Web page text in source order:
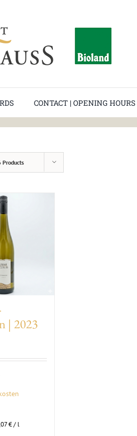
CONTACT | OPENING HOURS
Products
| 2023
€/ l